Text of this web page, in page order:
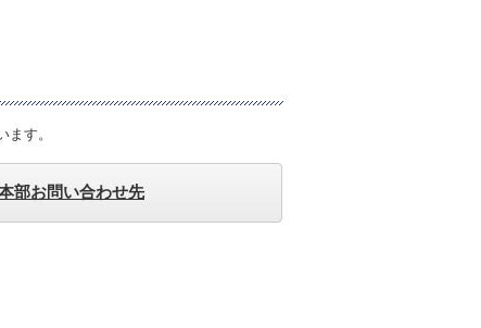
す。
部お問い合わせ先